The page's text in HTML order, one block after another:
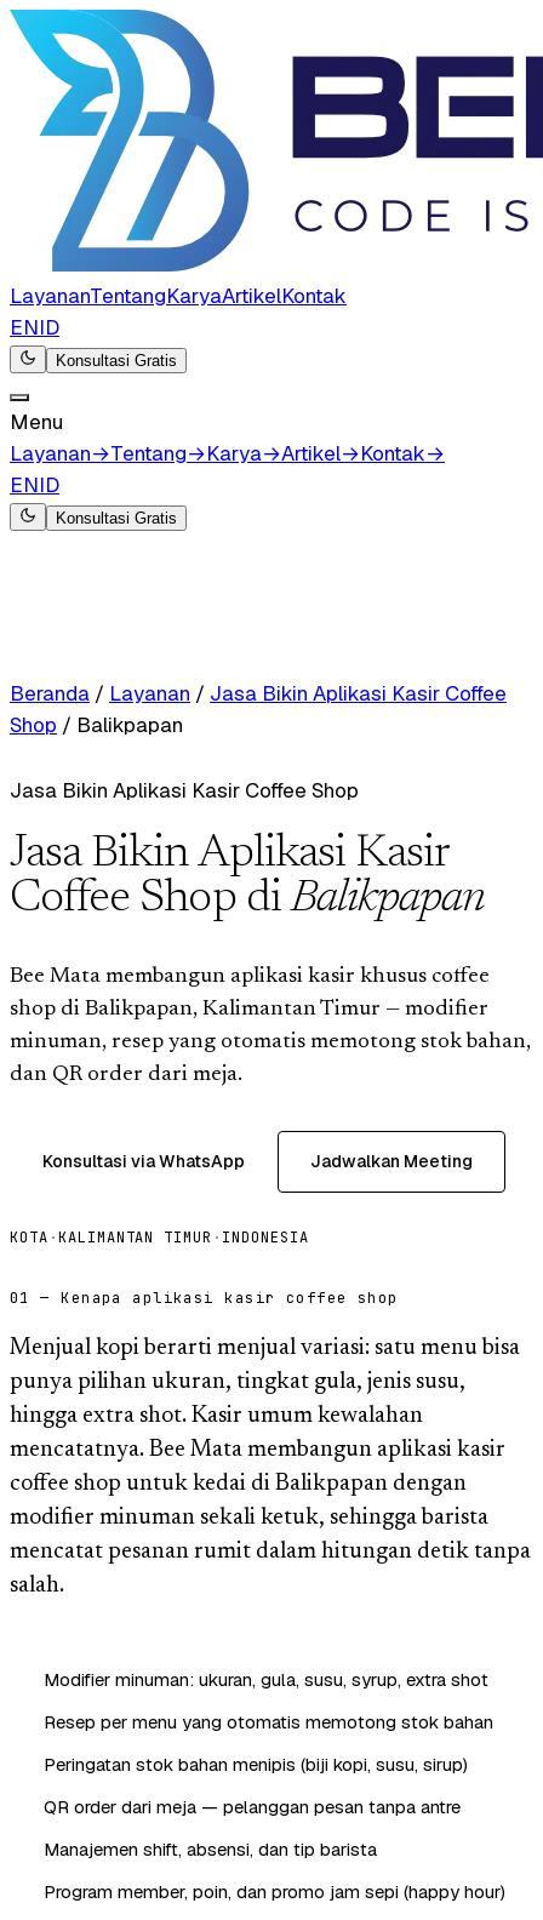
LayananTentangKaryaArtikelKontak
ENID
Konsultasi Gratis
Menu
Layanan→Tentang→Karya→Artikel→Kontak→
ENID
Konsultasi Gratis
Beranda / Layanan / Jasa Bikin Aplikasi Kasir Coffee
Shop / Balikpapan
Jasa Bikin Aplikasi Kasir Coffee Shop
Jasa Bikin Aplikasi Kasir
Coffee Shop diBalikpapan
Bee Mata membangun aplikasi kasir khusus coffee
shop di Balikpapan, Kalimantan Timur — modifier
minuman, resep yang otomatis memotong stok bahan,
dan QR order dari meja.
Konsultasi via WhatsApp Jadwalkan Meeting
KOTA ·KALIMANTAN TIMUR · INDONESIA
01 — Kenapa aplikasi kasir coffee shop
Menjual kopi berarti menjual variasi: satu menu bisa
punya pilihan ukuran, tingkat gula, jenis susu,
hingga extra shot. Kasir umum kewalahan
mencatatnya. Bee Mata membangun aplikasi kasir
coffee shop untuk kedai di Balikpapan dengan
modifier minuman sekali ketuk, sehingga barista
mencatat pesanan rumit dalam hitungan detik tanpa
salah.
Modifier minuman: ukuran, gula, susu, syrup, extra shot
Resep per menu yang otomatis memotong stok bahan
Peringatan stok bahan menipis (biji kopi, susu, sirup)
QR order dari meja — pelanggan pesan tanpa antre
Manajemen shift, absensi, dan tip barista
Program member, poin, dan promo jam sepi (happy hour)